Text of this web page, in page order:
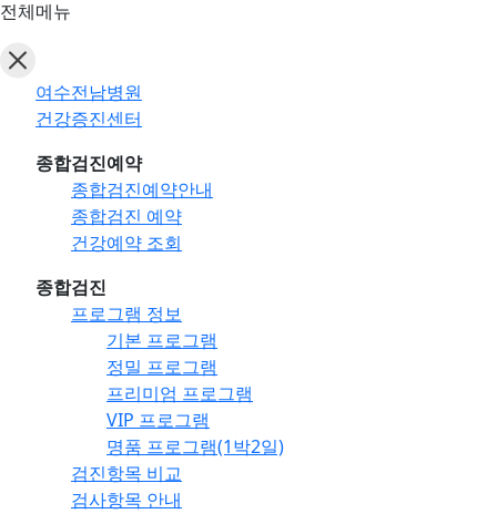
전체메뉴
여수전남병원
건강증진센터
종합검진예약
종합검진예약안내
종합검진 예약
건강예약 조회
종합검진
프로그램 정보
기본 프로그램
정밀 프로그램
프리미엄 프로그램
VIP 프로그램
명품 프로그램(1박2일)
검진항목 비교
검사항목 안내